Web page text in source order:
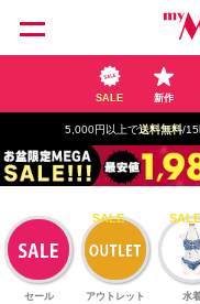
SALE 新作
5,000円以上で送料無料/15
セール アウトレット 水